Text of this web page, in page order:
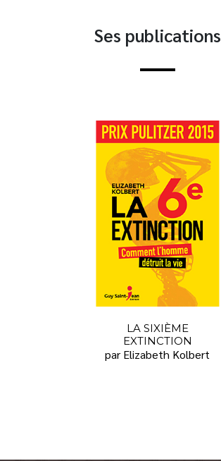
Ses publications
LA SIXIÈME
EXTINCTION
par Elizabeth Kolbert